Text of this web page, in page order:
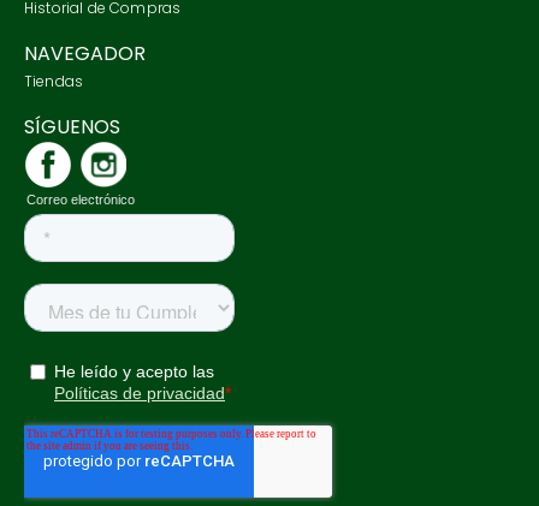
Historial de Compras
NAVEGADOR
Tiendas
SÍGUENOS